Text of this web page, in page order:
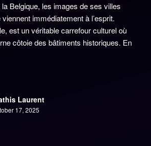
Belgique, les images de ses villes
immédiatement à l’esprit.
est un véritable carrefour culturel où
côtoie des bâtiments historiques. En
Laurent
17, 2025